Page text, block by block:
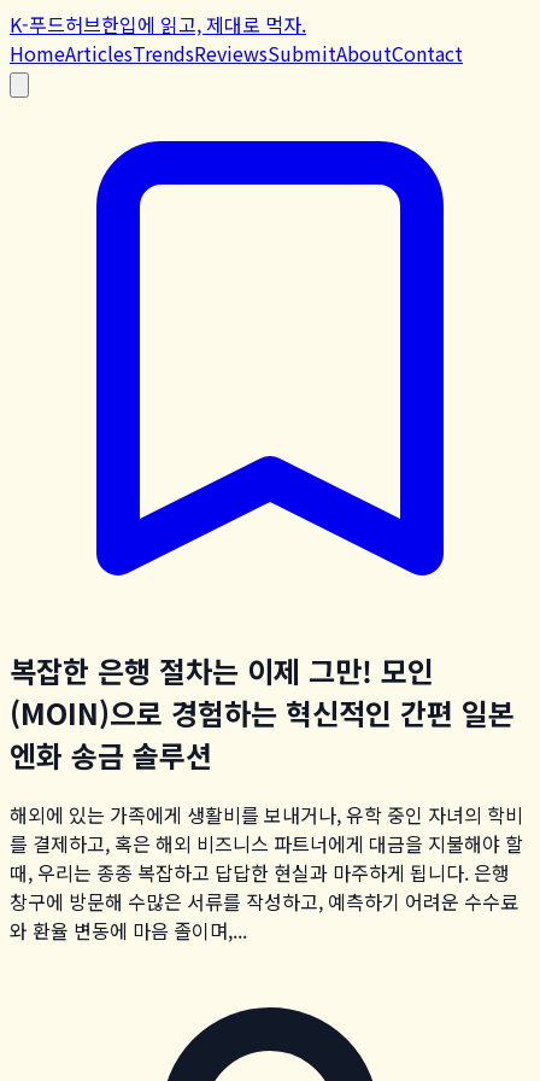
K-푸드허브한입에 읽고, 제대로 먹자.
HomeArticlesTrendsReviewsSubmitAboutContact
복잡한 은행 절차는 이제 그만! 모인
(MOIN)으로 경험하는 혁신적인 간편 일본
엔화 송금 솔루션
해외에 있는 가족에게 생활비를 보내거나, 유학 중인 자녀의 학비
를 결제하고, 혹은 해외 비즈니스 파트너에게 대금을 지불해야 할
때, 우리는 종종 복잡하고 답답한 현실과 마주하게 됩니다. 은행
창구에 방문해 수많은 서류를 작성하고, 예측하기 어려운 수수료
와 환율 변동에 마음 졸이며,...